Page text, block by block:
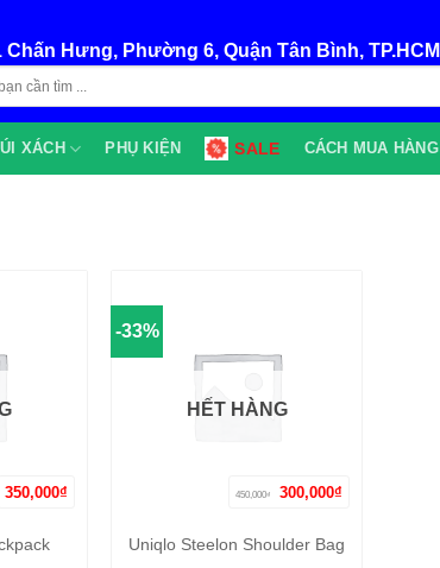
Chấn Hưng, Phường 6, Quận Tân Bình, TP.HCM
XÁCH PHỤ KIỆN SALE CÁCH MUA HÀNG
350,000₫
-33%
450,000₫
Giá
450,000₫.
300,000₫
300,000₫.
HẾT HÀNG
Uniqlo Steelon Shoulder Bag